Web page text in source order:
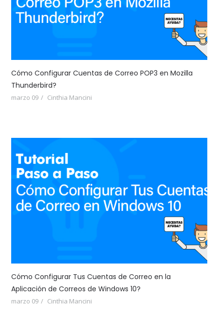
Cómo Configurar Cuentas de Correo POP3 en Mozilla
Thunderbird?
marzo 09 Cinthia Mancini
Cómo Configurar Tus Cuentas de Correo en la
Aplicación de Correos de Windows 10?
marzo 09 Cinthia Mancini